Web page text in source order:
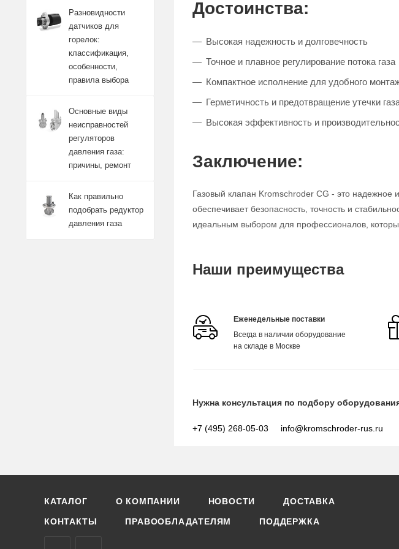
Достоинства:
Высокая надежность и долговечность
Точное и плавное регулирование потока газа
Компактное исполнение для удобного
Герметичность и предотвращение утечки
Высокая эффективность и
Заключение:
Газовый клапан Kromschroder CG - это
обеспечивает безопасность, точность и
идеальным выбором для профессионалов,
Наши преимущества
Еженедельные поставки
Всегда в наличии оборудование
на складе в Москве
Нужна консультация по подбору
+7 (495) 268-05-03 info@kromschroder-rus.ru
Разновидности
датчиков для
горелок:
классификация,
особенности,
правила выбора
Основные виды
неисправностей
регуляторов
давления газа:
причины, ремонт
Как правильно
подобрать редуктор
давления газа
КАТАЛОГ О КОМПАНИИ НОВОСТИ ДОСТАВКА
КОНТАКТЫ ПРАВООБЛАДАТЕЛЯМ ПОДДЕРЖКА